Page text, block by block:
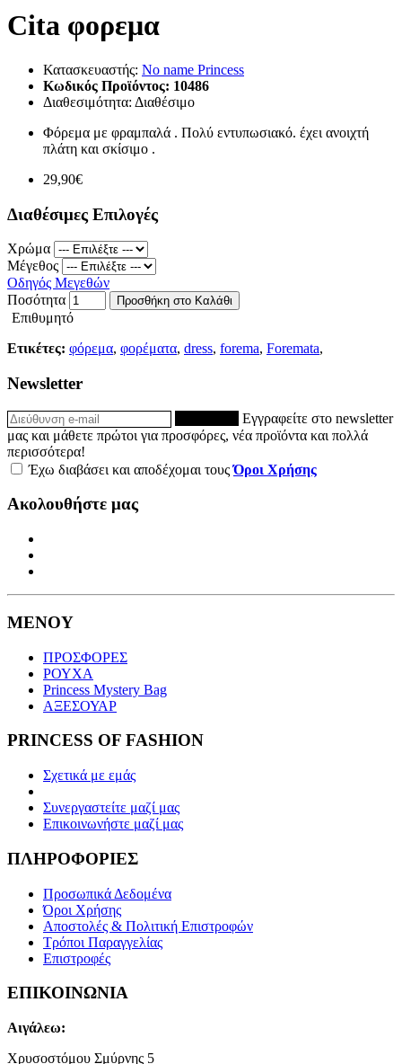
Cita φορεμα
Κατασκευαστής: No name Princess
Κωδικός Προϊόντος: 10486
Διαθεσιμότητα: Διαθέσιμο
Φόρεμα με φραμπαλά . Πολύ εντυπωσιακό. έχει ανοιχτή
πλάτη και σκίσιμο .
29,90€
Διαθέσιμες Επιλογές
Χρώμα
Μέγεθος
Οδηγός Μεγεθών
Ποσότητα
Προσθήκη στο Καλάθι
Επιθυμητό
Ετικέτες: φόρεμα, φορέματα, dress, forema, Foremata,
Newsletter
Εγγραφείτε στο newsletter
μας και μάθετε πρώτοι για προσφόρες, νέα προϊόντα και πολλά
περισσότερα!
Έχω διαβάσει και αποδέχομαι τουςΌροι Χρήσης
Ακολουθήστε μας
ΜΕΝΟΥ
ΠΡΟΣΦΟΡΕΣ
ΡΟΥΧΑ
Princess Mystery Bag
ΑΞΕΣΟΥΑΡ
PRINCESS OF FASHION
Σχετικά με εμάς
Συνεργαστείτε μαζί μας
Επικοινωνήστε μαζί μας
ΠΛΗΡΟΦΟΡΙΕΣ
Προσωπικά Δεδομένα
Όροι Χρήσης
Αποστολές & Πολιτική Επιστροφών
Τρόποι Παραγγελίας
Επιστροφές
ΕΠΙΚΟΙΝΩΝΙΑ
Αιγάλεω:
Χρυσοστόμου Σμύρνης 5